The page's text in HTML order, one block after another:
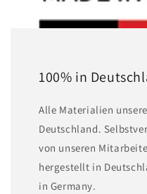
100% in
A lle Materialien
Deutschland.
von unseren
hergestellt in
in Germany.